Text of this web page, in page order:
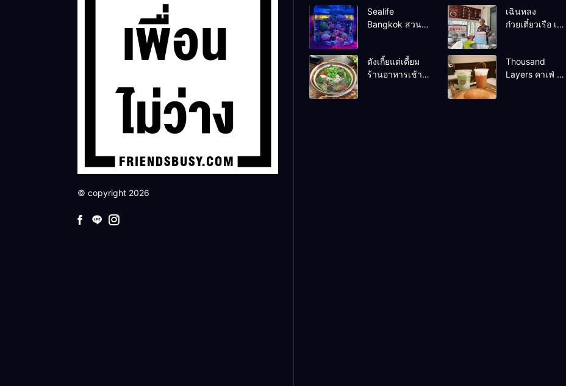
© copyright 2026
Sealife
Bangkok สวน
เฉินหลง
ก๋วยเตี๋ยวเรือ เนื้อ
ตังเกี้ยแต่เตี้ยม
ร้านอาหารเช้า
Thousand
Layers คาเฟ่ ใน